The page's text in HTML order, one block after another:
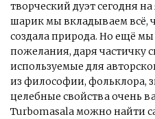
творческий дуэт сегодня
шарик мы вкладываем всё,
создала природа. Но ещё
пожелания, даря частичку
используемые для
из философии, фольклора,
целебные свойства очень
Turbomasala можно найти